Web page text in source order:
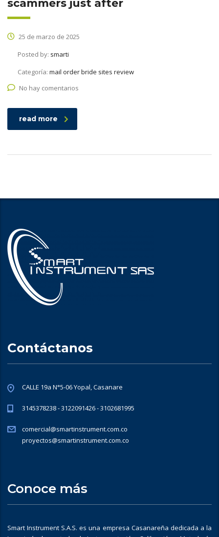
scammers just after
25 de marzo de 2025
Posted by: smarti
Categoría: mail order bride sites review
No hay comentarios
read more
Contáctanos
CALLE 19a N°5-06 Yopal, Casanare
3145378238 - 3122091426 - 3102681995
comercial@smartinstrument.com.co
proyectos@smartinstrument.com.co
Conoce más
Smart Instrument S.A.S. es una empresa Casanareña dedicada a la